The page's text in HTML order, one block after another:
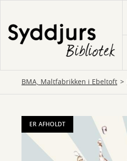
hovedindhold
BMA, Maltfabrikken i Ebeltoft
ER AFHOLDT